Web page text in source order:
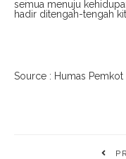
semua menuju
hadir ditengah-tengah
Source : Humas Pemkot